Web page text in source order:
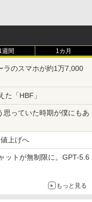
週間 1カ月
ラのスマホが約1万7,000
た「HBF」
っていた時期が僕にもあ
上げへ
ットが無制限に。GPT-5.6
もっと見る